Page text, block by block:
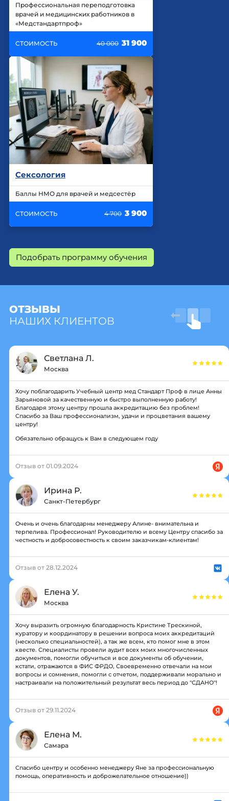
Профессиональная переподготовка
врачей и медицинских работников в
«Медстандартпроф»
СТОИМОСТЬ 40 000 31 900
Сексология
Баллы НМО для врачей и медсестёр
СТОИМОСТЬ 4 700 3 900
Подобрать программу обучения
ОТЗЫВЫ
НАШИХ КЛИЕНТОВ
Светлана Л.
Москва
Хочу поблагодарить Учебный центр мед Стандарт Проф в лице Анны
Зарьяновой за качественную и быстро выполненную работу!
Благодаря этому центру прошла аккредитацию без проблем!
Спасибо за Ваш профессионализм, удачи и процветания вашему
центру!
Обязательно обращусь к Вам в следующем году
Отзыв от 01.09.2024
Ирина Р.
Санкт-Петербург
Очень и очень благодарны менеджеру Алине- внимательна и
терпелива. Профессионал! Руководителю и всему Центру спасибо за
честность и добросовестность к своим заказчикам-клиентам!
Отзыв от 28.12.2024
Елена У.
Москва
Хочу выразить огромную благодарность Кристине Трескиной,
куратору и координатору в решении вопроса моих аккредитаций
(несколько специальностей), а так же всем, кто помог мне в этом
квесте. Специалисты провели аудит всех моих многочисленных
документов, помогли обучиться и все документы об обучении,
кстати, отражаются в ФИС ФРДО, Своевременно отвечали на мои
вопросы и сомнения, помогли с отчетом, поддерживали морально и
настраивали на положительный результат весь период до "СДАНО"!
Отзыв от 29.11.2024
Елена М.
Самара
Спасибо центру и особенно менеджеру Яне за профессиональную
помощь, оперативность и доброжелательное отношение))